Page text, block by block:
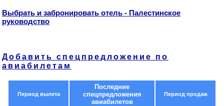
Выбрать и забронировать отель - Палестинское
руководство
Добавить спецпредложение по
авиабилетам
Период вылета
Последние
спецпредложения
авиабилетов
Период продаж